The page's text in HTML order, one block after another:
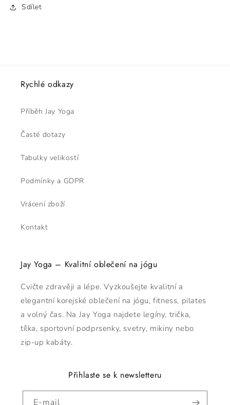
Sdílet
Rychlé odkazy
Příběh Jay Yoga
Časté dotazy
Tabulky velikostí
Podmínky a GDPR
Vrácení zboží
Kontakt
Jay Yoga – Kvalitní oblečení na jógu
Cvičte zdravěji a lépe. Vyzkoušejte kvalitní a
elegantní korejské oblečení na jógu, fitness, pilates
a volný čas. Na Jay Yoga najdete legíny, trička,
tílka, sportovní podprsenky, svetry, mikiny nebo
zip-up kabáty.
Přihlaste se k newsletteru
E-mail